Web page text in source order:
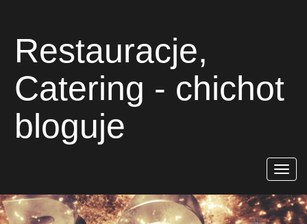
Restauracje,
Catering - chichot
bloguje
Rozwiń